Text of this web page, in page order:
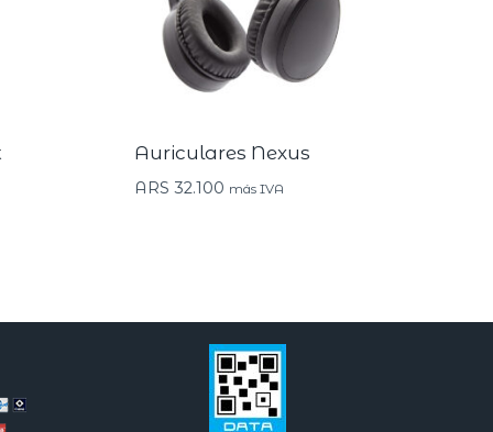
Auriculares Nexus
ARS 32.100 más IVA